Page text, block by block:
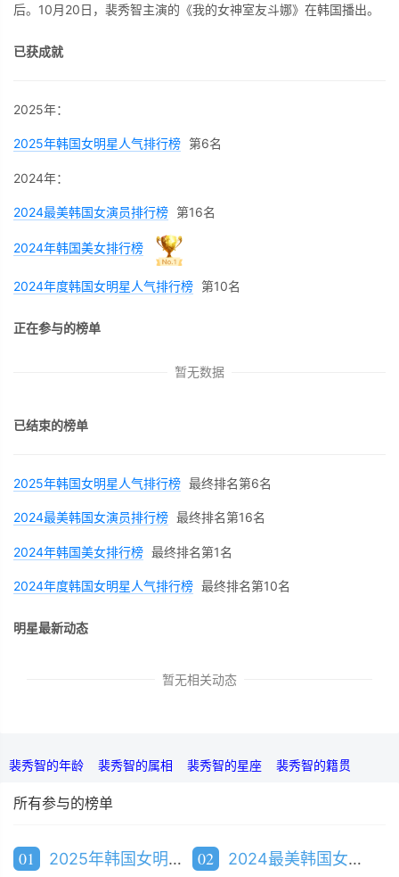
后。10月20日，裴秀智主演的《我的女神室友斗娜》在韩国播出。
已获成就
2025年：
2025年韩国女明星人气排行榜 第6名
2024年：
2024最美韩国女演员排行榜 第16名
2024年韩国美女排行榜
2024年度韩国女明星人气排行榜 第10名
正在参与的榜单
暂无数据
已结束的榜单
2025年韩国女明星人气排行榜 最终排名第6名
2024最美韩国女演员排行榜 最终排名第16名
2024年韩国美女排行榜 最终排名第1名
2024年度韩国女明星人气排行榜 最终排名第10名
明星最新动态
暂无相关动态
裴秀智的年龄 裴秀智的属相 裴秀智的星座 裴秀智的籍贯
所有参与的榜单
01 2025年韩国女明星人气排行榜 02 2024最美韩国女演员排行榜